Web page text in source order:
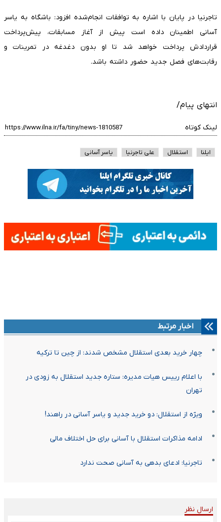
تاجرنیا در پایان با اشاره به توافقات انجام‌شده افزود: باشگاه به یاسر
آسانی اطمینان داده است پیش از آغاز مسابقات، پیش‌پرداخت
قراردادش پرداخت خواهد شد تا او بدون دغدغه در تمرینات و
رقابت‌های فصل جدید حضور داشته باشد.
انتهای پیام/
لینک کوتاه
ایلنا استقلال علی تاجرنیا یاسر آسانی
اخبار مرتبط
چهار خرید بعدی استقلال مشخص شدند: از چین تا ترکیه
با اعلام رییس هیات مدیره: ستاره جدید استقلال به زودی در
تهران
ویژه از استقلال: دو خرید جدید و یاسر آسانی در راهند!
ادامه مذاکرات استقلال با آسانی برای حل اختلاف مالی
تاجرنیا: ادعای بدهی به آسانی صحت ندارد
ارسال نظر